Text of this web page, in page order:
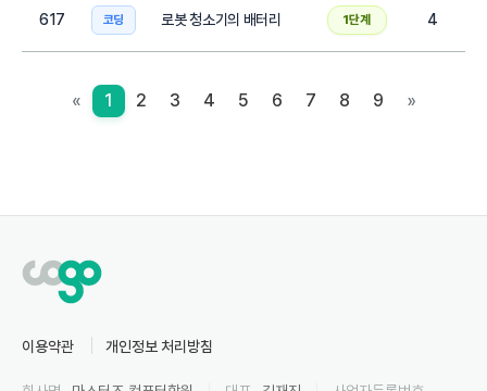
617 코딩 로봇 청소기의 배터리 1단계 4
« 1 2 3 4 5 6 7 8 9 »
이용약관 개인정보 처리방침